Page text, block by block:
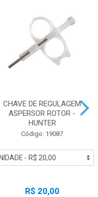
CHAVE DE REGULAGEM
ASPERSOR ROTOR -
HUNTER
Código: 19087
R$ 20,00